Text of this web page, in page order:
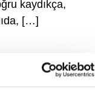
kaydıkça,
[…]
öncelikle